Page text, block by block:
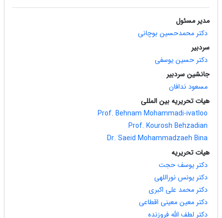
مدیر مسئول
دکتر محمدحسین بوچانی
سردبیر
دکتر حسین یوسفی
جانشین سردبیر
مسعود ندافان
هیات تحریریه بین المللی
Prof. Behnam Mohammadi-ivatloo
Prof. Kourosh Behzadian
Dr. Saeid Mohammadzaeh Bina
هیات تحریریه
دکتر یوسف حجت
دکتر یونس نوراللهی
دکتر محمد علی اکبری
دکتر معین معینی اقطاعی
دکتر لطف الله فروزنده